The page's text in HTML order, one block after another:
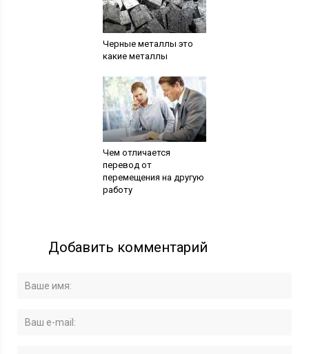
Черные металлы это
какие металлы
Чем отличается
перевод от
перемещения на другую
работу
Добавить комментарий